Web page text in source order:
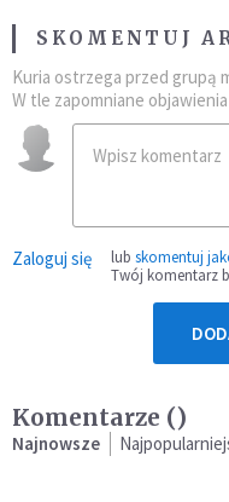
SKOMENTUJ
Kuria ostrzega przed grupą
W tle zapomniane
Zaloguj się lub skomentuj
Twój komentarz
Komentarze ()
Najnowsze